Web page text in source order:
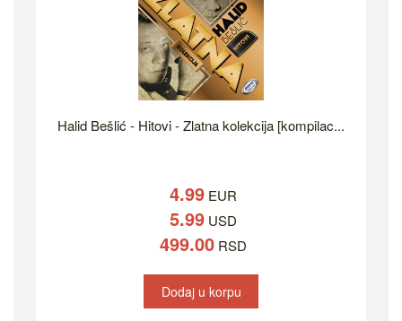
Halid Bešlić - Hitovi - Zlatna kolekcija [kompilac...
4.99 EUR
5.99 USD
499.00 RSD
Dodaj u korpu